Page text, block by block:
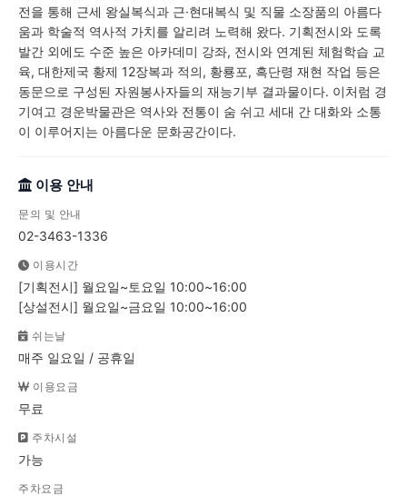
전을 통해 근세 왕실복식과 근·현대복식 및 직물 소장품의 아름다
움과 학술적 역사적 가치를 알리려 노력해 왔다. 기획전시와 도록
발간 외에도 수준 높은 아카데미 강좌, 전시와 연계된 체험학습 교
육, 대한제국 황제 12장복과 적의, 황룡포, 흑단령 재현 작업 등은
동문으로 구성된 자원봉사자들의 재능기부 결과물이다. 이처럼 경
기여고 경운박물관은 역사와 전통이 숨 쉬고 세대 간 대화와 소통
이 이루어지는 아름다운 문화공간이다.
이용 안내
문의 및 안내
02-3463-1336
이용시간
[기획전시] 월요일~토요일 10:00~16:00
[상설전시] 월요일~금요일 10:00~16:00
쉬는날
매주 일요일 / 공휴일
이용요금
무료
주차시설
가능
주차요금